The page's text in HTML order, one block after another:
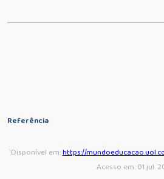
Referência
¹Disponível em:https://
Acesso em: 01 jul.